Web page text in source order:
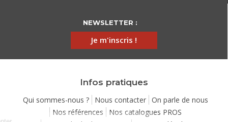
NEWSLETTER :
Je m'inscris !
Infos pratiques
Qui sommes-nous ? Nous contacter
On parle de nous
Nos références
Nos catalogues PROS